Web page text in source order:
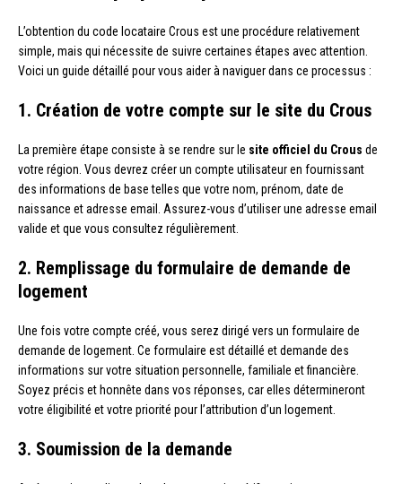
L’obtention du code locataire Crous est une procédure relativement
simple, mais qui nécessite de suivre certaines étapes avec attention.
Voici un guide détaillé pour vous aider à naviguer dans ce processus :
1. Création de votre compte sur le site du Crous
La première étape consiste à se rendre sur le site officiel du Crous de
votre région. Vous devrez créer un compte utilisateur en fournissant
des informations de base telles que votre nom, prénom, date de
naissance et adresse email. Assurez-vous d’utiliser une adresse email
valide et que vous consultez régulièrement.
2. Remplissage du formulaire de demande de
logement
Une fois votre compte créé, vous serez dirigé vers un formulaire de
demande de logement. Ce formulaire est détaillé et demande des
informations sur votre situation personnelle, familiale et financière.
Soyez précis et honnête dans vos réponses, car elles détermineront
votre éligibilité et votre priorité pour l’attribution d’un logement.
3. Soumission de la demande